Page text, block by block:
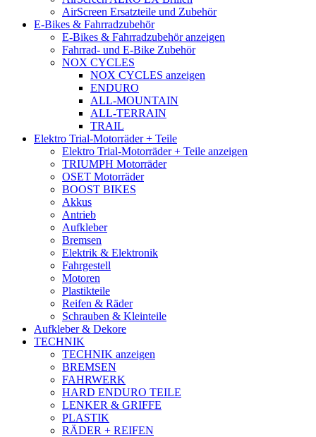
AirScreen Ersatzteile und Zubehör
E-Bikes & Fahrradzubehör
E-Bikes & Fahrradzubehör anzeigen
Fahrrad- und E-Bike Zubehör
NOX CYCLES
NOX CYCLES anzeigen
ENDURO
ALL-MOUNTAIN
ALL-TERRAIN
TRAIL
Elektro Trial-Motorräder + Teile
Elektro Trial-Motorräder + Teile anzeigen
TRIUMPH Motorräder
OSET Motorräder
BOOST BIKES
Akkus
Antrieb
Aufkleber
Bremsen
Elektrik & Elektronik
Fahrgestell
Motoren
Plastikteile
Reifen & Räder
Schrauben & Kleinteile
Aufkleber & Dekore
TECHNIK
TECHNIK anzeigen
BREMSEN
FAHRWERK
HARD ENDURO TEILE
LENKER & GRIFFE
PLASTIK
RÄDER + REIFEN